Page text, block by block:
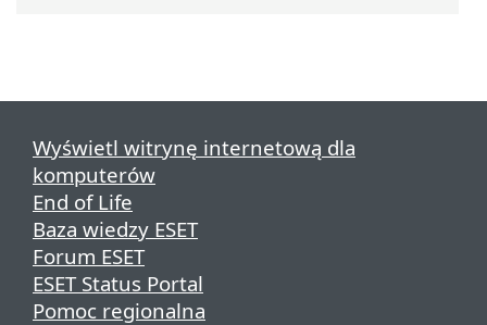
Wyświetl witrynę internetową dla
komputerów
End of Life
Baza wiedzy ESET
Forum ESET
ESET Status Portal
Pomoc regionalna